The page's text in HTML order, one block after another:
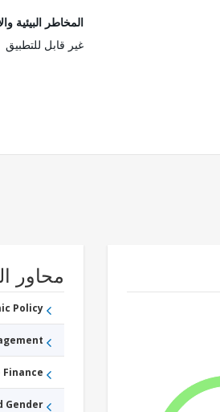
المخاطر البيئية
غير قابل للتطبيق
محاور
Policy
Finance
Gender